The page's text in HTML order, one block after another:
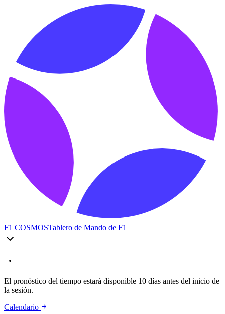
F1 COSMOSTablero de Mando de F1
El pronóstico del tiempo estará disponible 10 días antes del inicio de
la sesión.
Calendario